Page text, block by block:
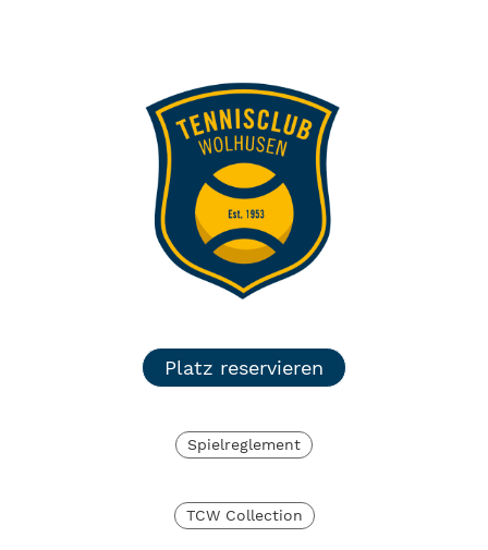
Platz reservieren
Spielreglement
TCW Collection